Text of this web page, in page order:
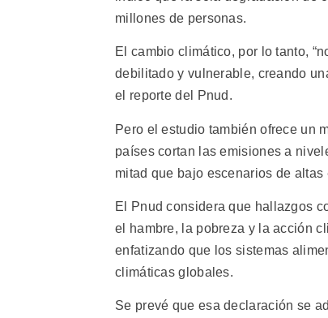
millones de personas.
El cambio climático, por lo tanto,
debilitado y vulnerable, creando
el reporte del Pnud.
Pero el estudio también ofrece un
países cortan las emisiones a
mitad que bajo escenarios de altas
El Pnud considera que hallazgos
el hambre, la pobreza y la acción
enfatizando que los sistemas
climáticas globales.
Se prevé que esa declaración se